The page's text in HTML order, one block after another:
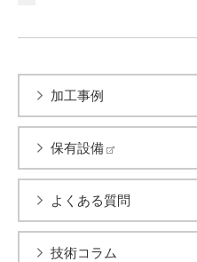
加工事例
保有設備
よくある質問
技術コラム